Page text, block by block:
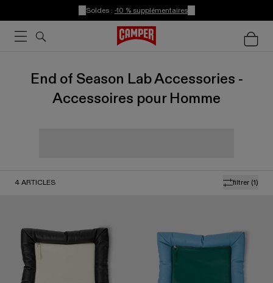
Soldes : -10 % supplémentaires
End of Season Lab Accessories -
Accessoires pour Homme
filtrer (1)
4 ARTICLES